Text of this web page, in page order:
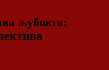
љубовта: